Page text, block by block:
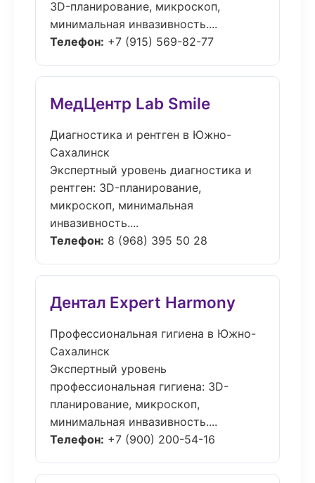
3D-планирование, микроскоп,
минимальная инвазивность....
Телефон: +7 (915) 569-82-77
МедЦентр Lab Smile
Диагностика и рентген в Южно-
Сахалинск
Экспертный уровень диагностика и
рентген: 3D-планирование,
микроскоп, минимальная
инвазивность....
Телефон: 8 (968) 395 50 28
Дентал Expert Harmony
Профессиональная гигиена в Южно-
Сахалинск
Экспертный уровень
профессиональная гигиена: 3D-
планирование, микроскоп,
минимальная инвазивность....
Телефон: +7 (900) 200-54-16